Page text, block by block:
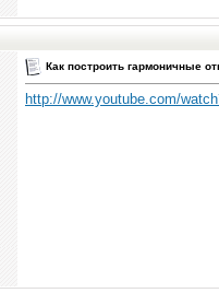
Как построить гармоничные
http://www.youtube.com/